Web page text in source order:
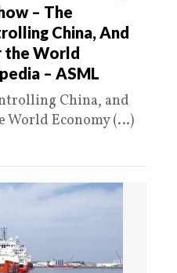
– The
China, And
the World
– ASML
China, and
World Economy (…)